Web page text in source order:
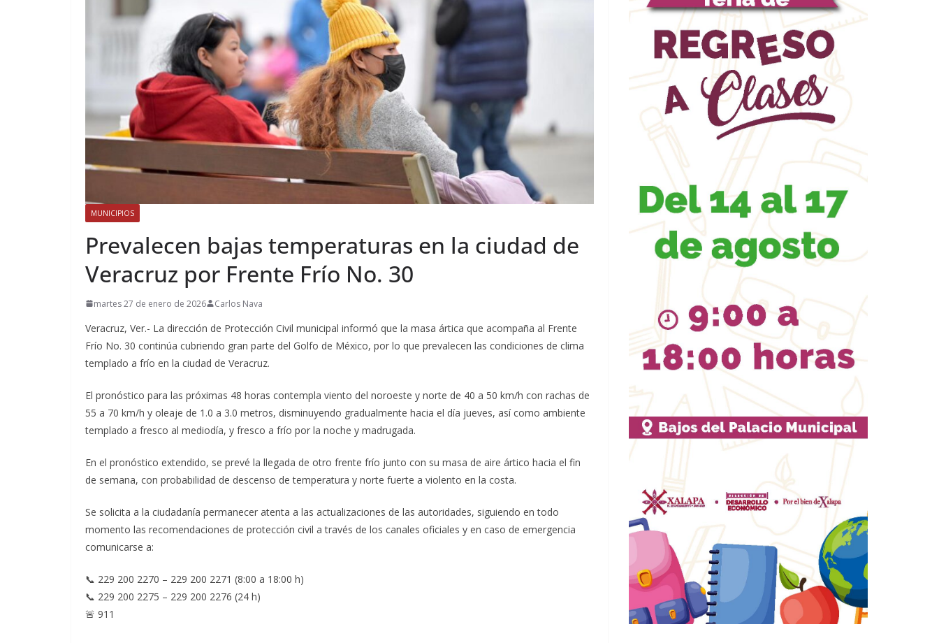
MUNICIPIOS
Prevalecen bajas temperaturas en la ciudad de
Veracruz por Frente Frío No. 30
martes 27 de enero de 2026 Carlos Nava
Veracruz, Ver.- La dirección de Protección Civil municipal informó que la masa ártica que acompaña al Frente
Frío No. 30 continúa cubriendo gran parte del Golfo de México, por lo que prevalecen las condiciones de clima
templado a frío en la ciudad de Veracruz.
El pronóstico para las próximas 48 horas contempla viento del noroeste y norte de 40 a 50 km/h con rachas de
55 a 70 km/h y oleaje de 1.0 a 3.0 metros, disminuyendo gradualmente hacia el día jueves, así como ambiente
templado a fresco al mediodía, y fresco a frío por la noche y madrugada.
En el pronóstico extendido, se prevé la llegada de otro frente frío junto con su masa de aire ártico hacia el fin
de semana, con probabilidad de descenso de temperatura y norte fuerte a violento en la costa.
Se solicita a la ciudadanía permanecer atenta a las actualizaciones de las autoridades, siguiendo en todo
momento las recomendaciones de protección civil a través de los canales oficiales y en caso de emergencia
comunicarse a:
📞 229 200 2270 – 229 200 2271 (8:00 a 18:00 h)
📞 229 200 2275 – 229 200 2276 (24 h)
🚨 911